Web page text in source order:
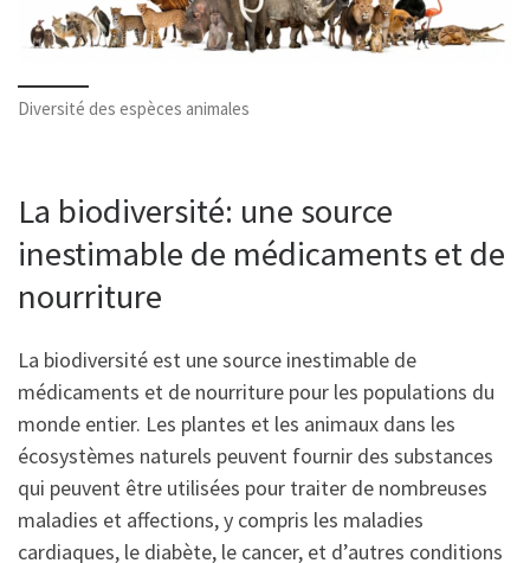
Diversité des espèces animales
La biodiversité: une source
inestimable de médicaments et de
nourriture
La biodiversité est une source inestimable de
médicaments et de nourriture pour les populations du
monde entier. Les plantes et les animaux dans les
écosystèmes naturels peuvent fournir des substances
qui peuvent être utilisées pour traiter de nombreuses
maladies et affections, y compris les maladies
cardiaques, le diabète, le cancer, et d’autres conditions